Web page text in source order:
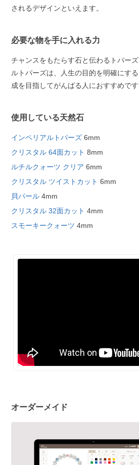
されるデザインといえます。
必要な物を手に入れる力
チャンスをもたらす石と伝わるトパー
ルトパーズは、人生の目的を明確にす
成を目指してがんばる人におすすめです
使用している天然石
インペリアルトパーズ 6mm
クリスタル 64面カット 8mm
ルチルクォーツ クリア 6mm
クリスタル ツイストカット 6mm
貝パール 4mm
クリスタル 32面カット 4mm
スモーキークォーツ 4mm
オーダーメイド